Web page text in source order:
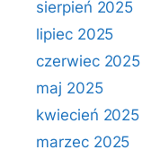
sierpień 2025
lipiec 2025
czerwiec 2025
maj 2025
kwiecień 2025
marzec 2025